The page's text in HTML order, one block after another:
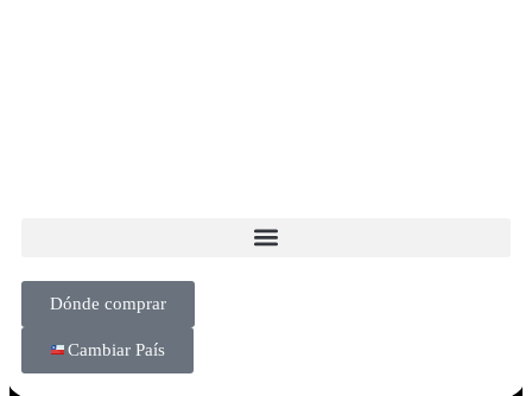
Dónde comprar
Cambiar País